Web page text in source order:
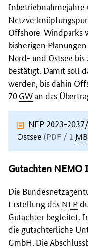
Inbetriebnahmejahre
Offshore-Windparks
bisherigen
Nord- und Ostsee
bestätigt. Damit soll
werden, bis dahin
70 GWan das
NEP 2023-
Ostsee (PDF / 1 MB
Gutachten NEMO
Die
Erstellung des NEP
Gutachter begleitet.
die gutachterliche
GmbH . Die